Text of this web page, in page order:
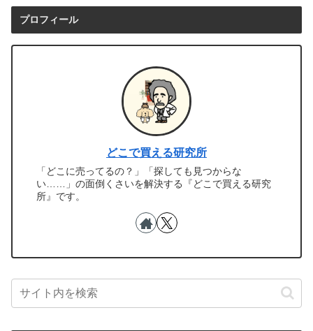
プロフィール
どこで買える研究所
「どこに売ってるの？」「探しても見つからな
い……」の面倒くさいを解決する『どこで買える研究
所』です。